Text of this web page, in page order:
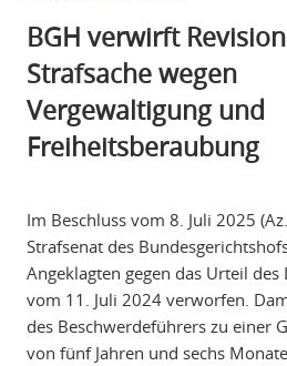
BGH verwirft
Strafsache wegen
Vergewaltigung und
Freiheitsberaubung
Im Beschluss vom 8. Juli 2025
Strafsenat des
Angeklagten gegen das Urteil
vom 11. Juli 2024 verworfen.
des Beschwerdeführers zu einer
von fünf Jahren und sechs